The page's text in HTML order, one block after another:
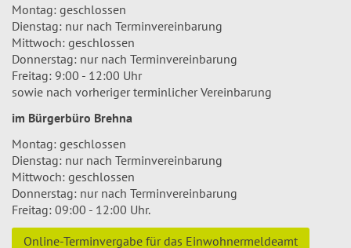
Montag: geschlossen
Dienstag: nur nach Terminvereinbarung
Mittwoch: geschlossen
Donnerstag: nur nach Terminvereinbarung
Freitag: 9:00 - 12:00 Uhr
sowie nach vorheriger terminlicher Vereinbarung
im Bürgerbüro Brehna
Montag: geschlossen
Dienstag: nur nach Terminvereinbarung
Mittwoch: geschlossen
Donnerstag: nur nach Terminvereinbarung
Freitag: 09:00 - 12:00 Uhr.
Online-Terminvergabe für das Einwohnermeldeamt